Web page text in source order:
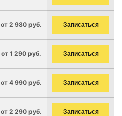
от 2 980 руб. Записаться
от 1 290 руб. Записаться
от 4 990 руб. Записаться
от 2 290 руб. Записаться